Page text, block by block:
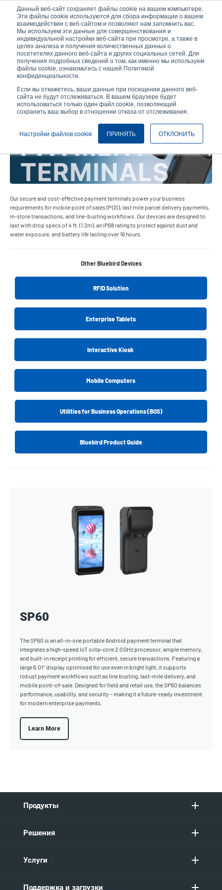
Данный веб-сайт сохраняет файлы cookie на вашем компьютере.
Эти файлы cookie используются для сбора информации о вашем
взаимодействии с веб-сайтом и позволяют нам запомнить вас.
Мы используем эти данные для совершенствования и
индивидуальной настройки веб-сайта при просмотре, а также в
целях анализа и получения количественных данных о
посетителях данного веб-сайта и других социальных сетей. Для
получения подробных сведений о том, как именно мы используем
файлы cookie, ознакомьтесь с нашей Политикой
конфиденциальности.
Если вы откажетесь, ваши данные при посещении данного веб-
сайта не будут отслеживаться. В вашем браузере будет
использоваться только один файл cookie, позволяющий
сохранить ваш выбор в отношении отказа от отслеживания.
Настройки файлов cookie ПРИНЯТЬ ОТКЛОНИТЬ
основному
содержанию
User
account
menu
User
Header
Селектор изделий
Связаться с отделом продаж
Payment Terminals
Our secure and cost-effective payment terminals power your business
requirements for mobile point of sales (POS), last mile parcel delivery payments,
in-store transactions, and line-busting workflows. Our devices are designed to
last with drop specs of 4 ft. (1.2m), an IP68 rating to protect against dust and
water exposure, and battery life lasting over 16 hours.
Other Bluebird Devices
RFID Solution
Enterprise Tablets
Interactive Kiosk
Mobile Computers
Utilities for Business Operations (BOS)
Bluebird Product Guide
SP60
The SP60 is an all-in-one portable Android payment terminal that
integrates a high-speed IoT octa-core 2.0 GHz processor, ample memory,
and built-in receipt printing for efficient, secure transactions. Featuring a
large 6.01″ display optimised for use even in bright light, it supports
robust payment workflows such as line busting, last-mile delivery, and
mobile point-of-sale. Designed for field and retail use, the SP60 balances
performance, usability, and security - making it a future-ready investment
for modern enterprise payments.
Learn More
Продукты
Решения
Услуги
Поддержка и загрузки